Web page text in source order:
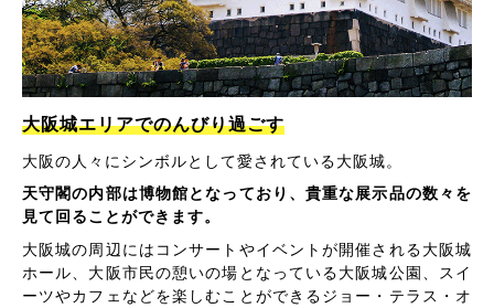
大阪城エリアでのんびり過ごす
大阪の人々にシンボルとして愛されている大阪城。
天守閣の内部は博物館となっており、貴重な展示品の数々を
見て回ることができます。
大阪城の周辺にはコンサートやイベントが開催される大阪城
ホール、大阪市民の憩いの場となっている大阪城公園、スイ
ーツやカフェなどを楽しむことができるジョー・テラス・オ